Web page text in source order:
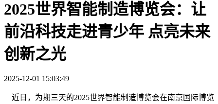
2025世界智能制造博览会：让
前沿科技走进青少年 点亮未来
创新之光
2025-12-01 15:03:49
近日，为期三天的2025世界智能制造博览会在南京国际博览